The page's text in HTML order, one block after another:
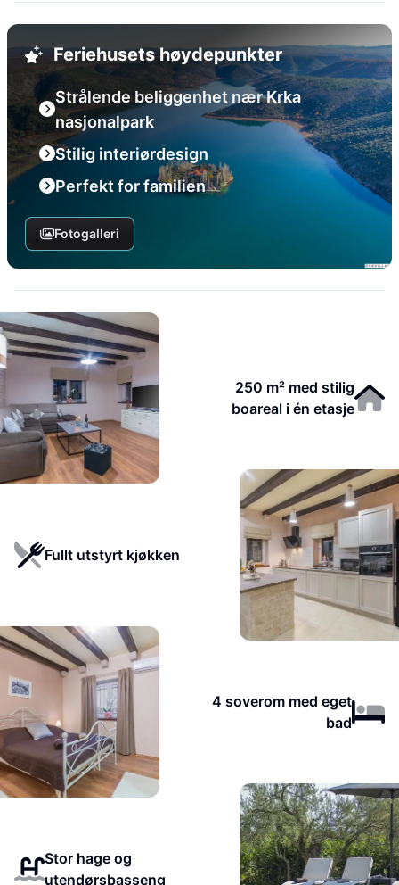
Feriehusets høydepunkter
Strålende beliggenhet nær Krka
nasjonalpark
Stilig interiørdesign
Perfekt for familien
Fotogalleri
250 m² med stilig
boareal i én etasje
Fullt utstyrt kjøkken
4 soverom med eget
bad
Stor hage og
utendørsbasseng